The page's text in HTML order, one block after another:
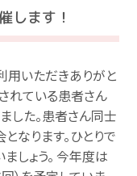
します！
いただきありがと
れている患者さん
した。患者さん同士
なります。ひとりで
しょう。 今年度は